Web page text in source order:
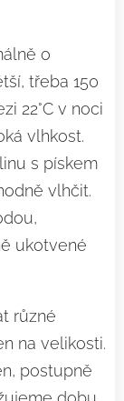
o
třeba 150
22°C v noci
vlhkost.
s pískem
vlhčit.
ukotvené
různé
na velikosti.
postupně